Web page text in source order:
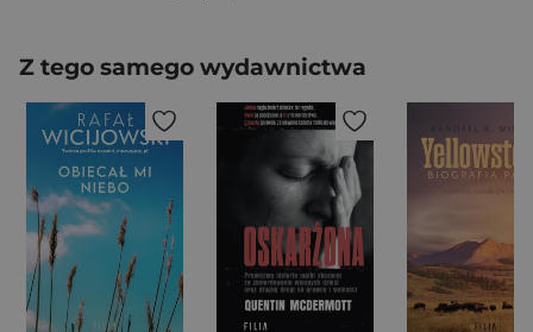
Z tego samego wydawnictwa